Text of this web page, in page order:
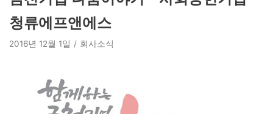
뛰
기
청류에프앤에스
2016년 12월 1일 회사소식